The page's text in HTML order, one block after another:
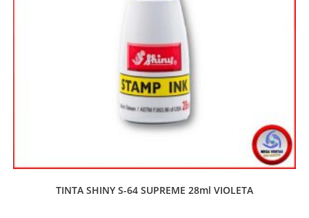
TINTA SHINY S-64 SUPREME 28ml VIOLETA